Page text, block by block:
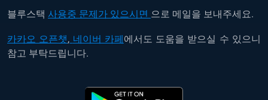
블루스택 사용중 문제가 있으시면 으로 메일을 보내주세요.
카카오 오픈챗, 네이버 카페에서도 도움을 받으실 수 있으니
참고 부탁드립니다.